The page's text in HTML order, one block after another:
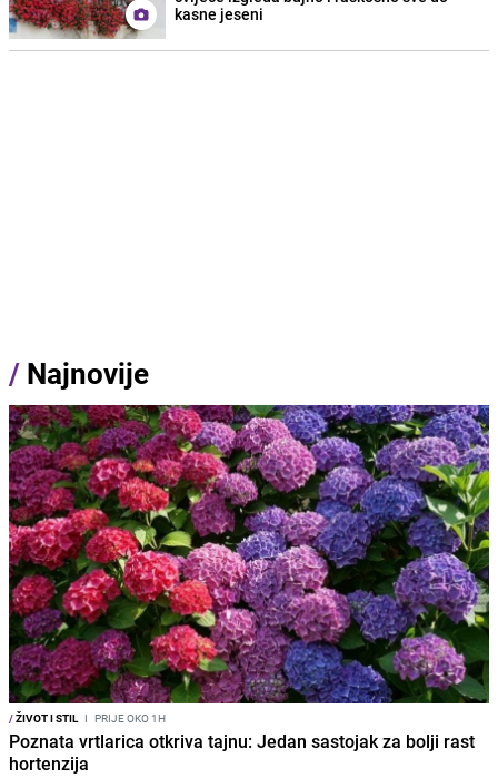
kasne jeseni
/ Najnovije
/ŽIVOT I STIL I PRIJE OKO 1H
Poznata vrtlarica otkriva tajnu: Jedan sastojak za bolji rast
hortenzija